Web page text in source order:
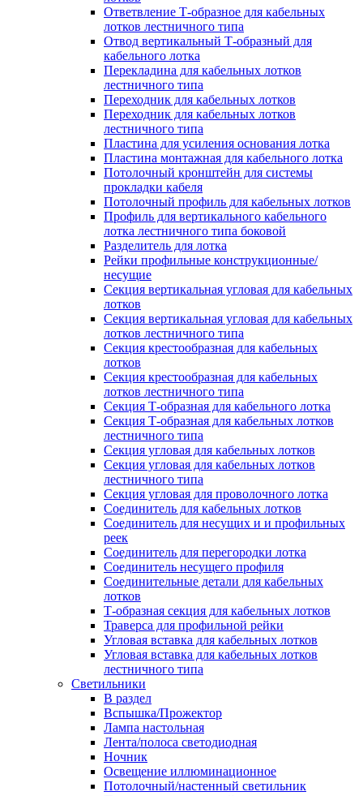
Ответвление Т-образное для кабельных
лотков лестничного типа
Отвод вертикальный Т-образный для
кабельного лотка
Перекладина для кабельных лотков
лестничного типа
Переходник для кабельных лотков
Переходник для кабельных лотков
лестничного типа
Пластина для усиления основания лотка
Пластина монтажная для кабельного лотка
Потолочный кронштейн для системы
прокладки кабеля
Потолочный профиль для кабельных лотков
Профиль для вертикального кабельного
лотка лестничного типа боковой
Разделитель для лотка
Рейки профильные конструкционные/
несущие
Секция вертикальная угловая для кабельных
лотков
Секция вертикальная угловая для кабельных
лотков лестничного типа
Секция крестообразная для кабельных
лотков
Секция крестообразная для кабельных
лотков лестничного типа
Секция Т-образная для кабельного лотка
Секция Т-образная для кабельных лотков
лестничного типа
Секция угловая для кабельных лотков
Секция угловая для кабельных лотков
лестничного типа
Секция угловая для проволочного лотка
Соединитель для кабельных лотков
Соединитель для несущих и и профильных
реек
Соединитель для перегородки лотка
Соединитель несущего профиля
Соединительные детали для кабельных
лотков
Т-образная секция для кабельных лотков
Траверса для профильной рейки
Угловая вставка для кабельных лотков
Угловая вставка для кабельных лотков
лестничного типа
Светильники
В раздел
Вспышка/Прожектор
Лампа настольная
Лента/полоса светодиодная
Ночник
Освещение иллюминационное
Потолочный/настенный светильник